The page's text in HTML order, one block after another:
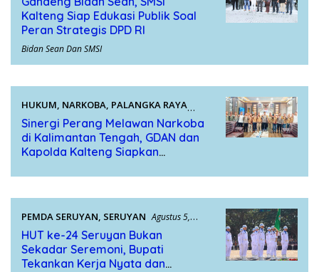
Kalteng Siap Edukasi Publik Soal
Peran Strategis DPD RI
Bidan Sean Dan SMSI
HUKUM, NARKOBA, PALANGKA RAYA
Agustus 5, 2026
Sinergi Perang Melawan Narkoba
di Kalimantan Tengah, GDAN dan
Kapolda Kalteng Siapkan
PEMDA SERUYAN, SERUYAN Agustus 5,
2026
HUT ke-24 Seruyan Bukan
Sekadar Seremoni, Bupati
Tekankan Kerja Nyata dan